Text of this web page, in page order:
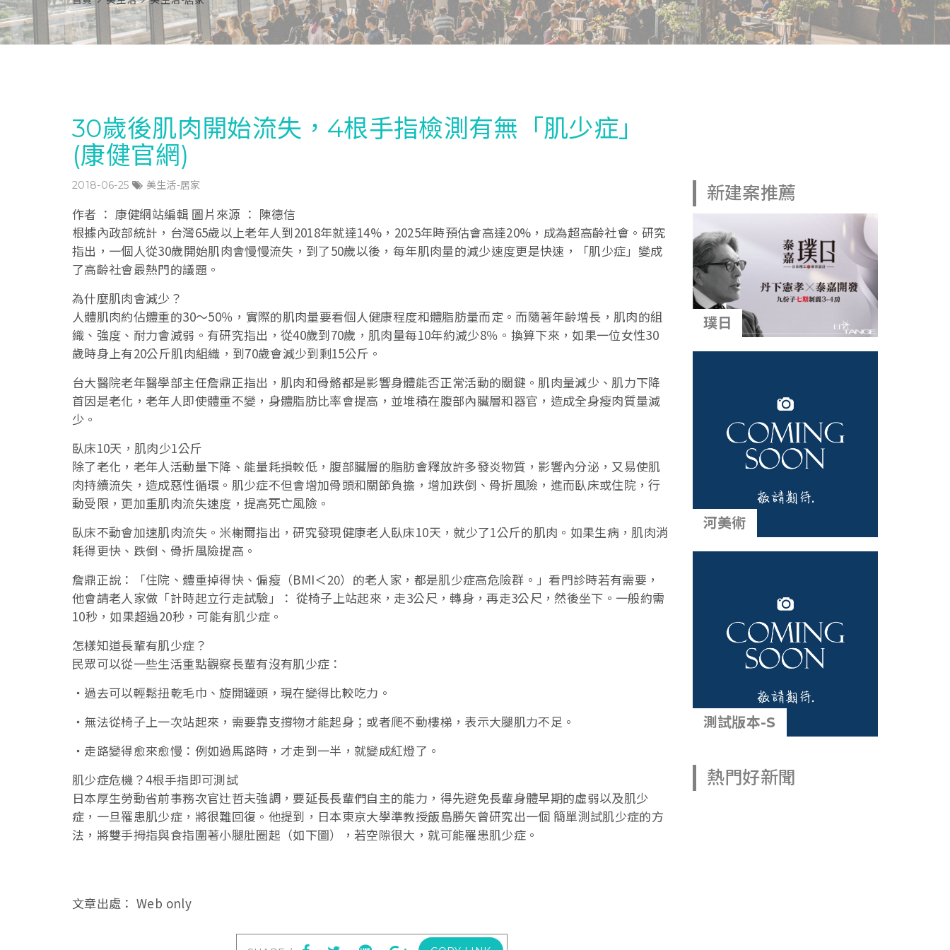
30歲後肌肉開始流失，4根手指檢測有無「肌少症」
(康健官網)
2018-06-25 美生活-居家
作者 ： 康健網站編輯 圖片來源 ： 陳德信
根據內政部統計，台灣65歲以上老年人到2018年就達14%，2025年時預估會高達20%，成為超高齡社會。研究
指出，一個人從30歲開始肌肉會慢慢流失，到了50歲以後，每年肌肉量的減少速度更是快速，「肌少症」變成
了高齡社會最熱門的議題。
為什麼肌肉會減少？
人體肌肉約佔體重的30～50％，實際的肌肉量要看個人健康程度和體脂肪量而定。而隨著年齡增長，肌肉的組
織、強度、耐力會減弱。有研究指出，從40歲到70歲，肌肉量每10年約減少8％。換算下來，如果一位女性30
歲時身上有20公斤肌肉組織，到70歲會減少到剩15公斤。
台大醫院老年醫學部主任詹鼎正指出，肌肉和骨骼都是影響身體能否正常活動的關鍵。肌肉量減少、肌力下降
首因是老化，老年人即使體重不變，身體脂肪比率會提高，並堆積在腹部內臟層和器官，造成全身瘦肉質量減
少。
臥床10天，肌肉少1公斤
除了老化，老年人活動量下降、能量耗損較低，腹部臟層的脂肪會釋放許多發炎物質，影響內分泌，又易使肌
肉持續流失，造成惡性循環。肌少症不但會增加骨頭和關節負擔，增加跌倒、骨折風險，進而臥床或住院，行
動受限，更加重肌肉流失速度，提高死亡風險。
臥床不動會加速肌肉流失。米榭爾指出，研究發現健康老人臥床10天，就少了1公斤的肌肉。如果生病，肌肉消
耗得更快、跌倒、骨折風險提高。
詹鼎正說：「住院、體重掉得快、偏瘦（BMI＜20）的老人家，都是肌少症高危險群。」看門診時若有需要，
他會請老人家做「計時起立行走試驗」： 從椅子上站起來，走3公尺，轉身，再走3公尺，然後坐下。一般約需
10秒，如果超過20秒，可能有肌少症。
怎樣知道長輩有肌少症？
民眾可以從一些生活重點觀察長輩有沒有肌少症：
‧過去可以輕鬆扭乾毛巾、旋開罐頭，現在變得比較吃力。
‧無法從椅子上一次站起來，需要靠支撐物才能起身；或者爬不動樓梯，表示大腿肌力不足。
‧走路變得愈來愈慢：例如過馬路時，才走到一半，就變成紅燈了。
肌少症危機？4根手指即可測試
日本厚生勞動省前事務次官辻哲夫強調，要延長長輩們自主的能力，得先避免長輩身體早期的虛弱以及肌少
症，一旦罹患肌少症，將很難回復。他提到，日本東京大學準教授飯島勝矢曾研究出一個 簡單測試肌少症的方
法，將雙手拇指與食指圍著小腿肚圈起（如下圖），若空隙很大，就可能罹患肌少症。
文章出處： Web only
新建案推薦
璞日
河美術
測試版本-S
熱門好新聞